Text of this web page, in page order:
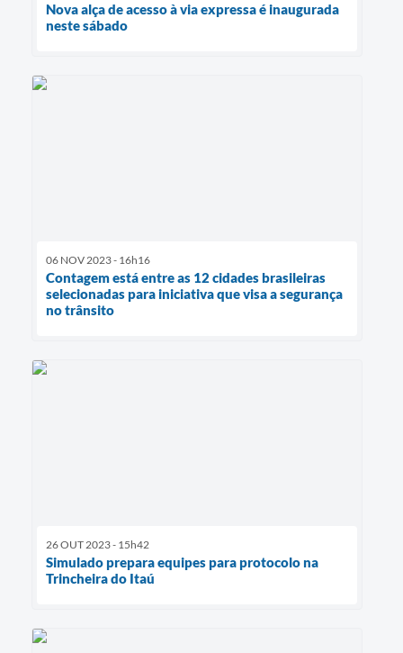
Nova alça de acesso à via expressa é inaugurada
neste sábado
06 NOV 2023 - 16h16
Contagem está entre as 12 cidades brasileiras
selecionadas para iniciativa que visa a segurança
no trânsito
26 OUT 2023 - 15h42
Simulado prepara equipes para protocolo na
Trincheira do Itaú